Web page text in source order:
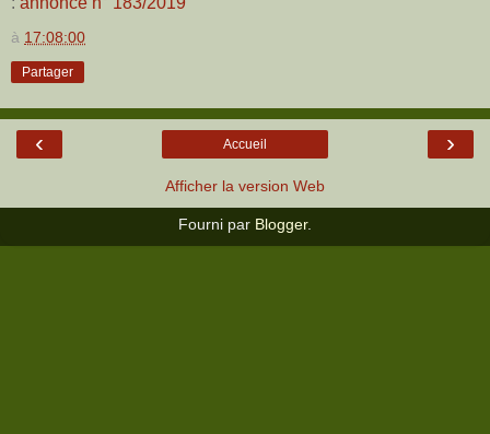
à 17:08:00
Partager
‹ ›
Accueil
Afficher la version Web
Fourni par Blogger.